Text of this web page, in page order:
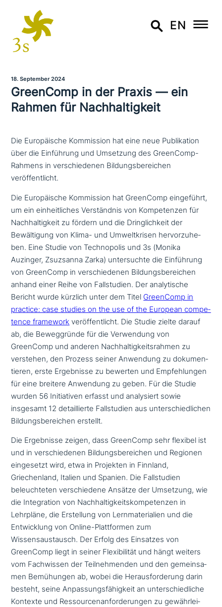
EN
18. September 2024
GreenComp in der Praxis — ein
Rahmen für Nachhaltigkeit
Die Europäische Kommission hat eine neue Publikation
über die Einführung und Umsetzung des GreenComp-
Rahmens in verschiedenen Bildungsbereichen
veröffentlicht.
Die Europäische Kommission hat GreenComp ein­ge­führt,
um ein ein­heit­li­ches Verständnis von Kompetenzen für
Nachhaltigkeit zu fördern und die Dringlichkeit der
Bewältigung von Klima- und Umweltkrisen her­vor­zu­he­
ben. Eine Studie von Technopolis und 3s (Monika
Auzinger, Zsuzsanna Zarka) unter­such­te die Einführung
von GreenComp in ver­schie­de­nen Bildungsbereichen
anhand einer Reihe von Fallstudien. Der ana­ly­ti­sche
Bericht wurde kürzlich unter dem Titel GreenComp in
practice: case studies on the use of the European com­pe­
tence framework ver­öf­fent­licht. Die Studie zielte darauf
ab, die Beweggründe für die Verwendung von
GreenComp und anderen Nachhaltigkeitsrahmen zu
verstehen, den Prozess seiner Anwendung zu doku­men­
tie­ren, erste Ergebnisse zu bewerten und Empfehlungen
für eine breitere Anwendung zu geben. Für die Studie
wurden 56 Initiativen erfasst und ana­ly­siert sowie
insgesamt 12 detail­lier­te Fallstudien aus unter­schied­li­chen
Bildungsbereichen erstellt.
Die Ergebnisse zeigen, dass GreenComp sehr flexibel ist
und in ver­schie­de­nen Bildungsbereichen und Regionen
ein­ge­setzt wird, etwa in Projekten in Finnland,
Griechenland, Italien und Spanien. Die Fallstudien
beleuch­te­ten ver­schie­de­ne Ansätze der Umsetzung, wie
die Integration von Nachhaltigkeitskompetenzen in
Lehrpläne, die Erstellung von Lernmaterialien und die
Entwicklung von Online-Plattformen zum
Wissensaustausch. Der Erfolg des Einsatzes von
GreenComp liegt in seiner Flexibilität und hängt weiters
vom Fachwissen der Teilnehmenden und den gemein­sa­
men Bemühungen ab, wobei die Herausforderung darin
besteht, seine Anpassungsfähigkeit an unter­schied­li­che
Kontexte und Ressourcenanforderungen zu gewähr­lei­